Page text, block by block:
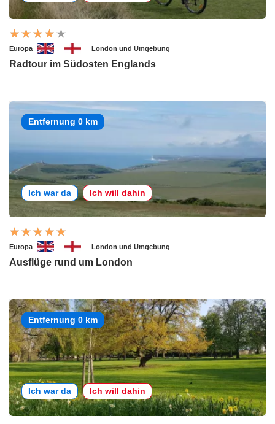
Europa London und Umgebung
Radtour im Südosten Englands
Entfernung 0 km
Ich war da Ich will dahin
Europa London und Umgebung
Ausflüge rund um London
Entfernung 0 km
Ich war da Ich will dahin